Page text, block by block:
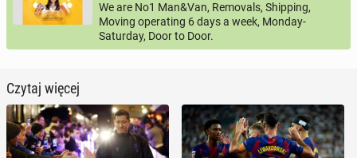
We are No1 Man&Van, Removals, Shipping,
Moving operating 6 days a week, Monday-
Saturday, Door to Door.
Czytaj więcej